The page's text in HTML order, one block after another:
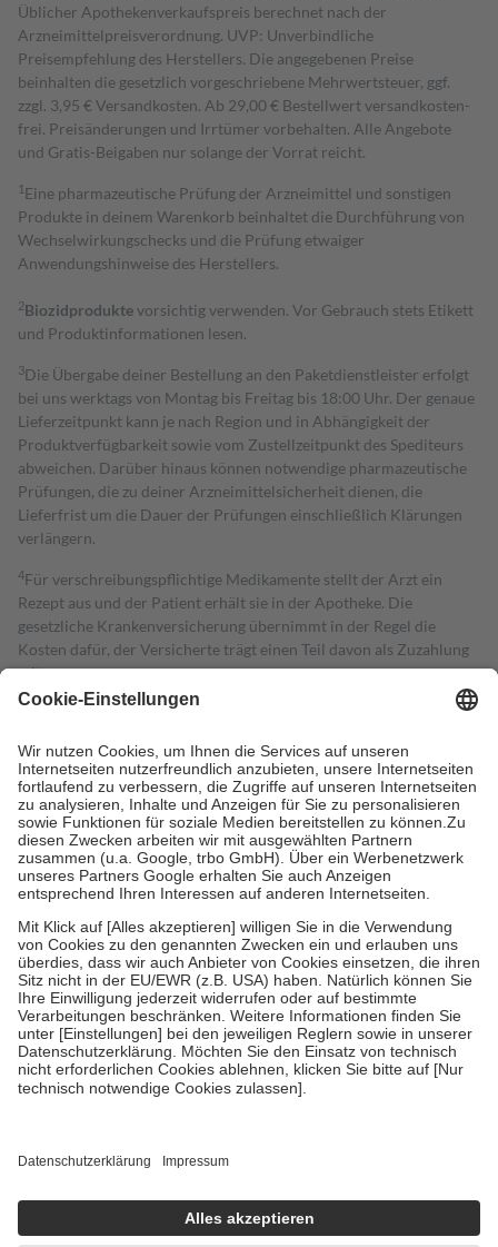
Üblicher Apothekenverkaufspreis berechnet nach der
Arzneimittelpreisverordnung. UVP: Unverbindliche
Preisempfehlung des Herstellers. Die angegebenen Preise
beinhalten die gesetzlich vorgeschriebene Mehrwertsteuer, ggf.
zzgl. 3,95 € Versandkosten. Ab 29,00 € Bestell­wert versand­kosten­
frei. Preisänderungen und Irrtümer vorbehalten. Alle Angebote
und Gratis-Beigaben nur solange der Vorrat reicht.
1 Eine pharmazeutische Prüfung der Arzneimittel und sonstigen
Produkte in deinem Warenkorb beinhaltet die Durchführung von
Wechselwirkungschecks und die Prüfung etwaiger
Anwendungshinweise des Herstellers.
2Biozidproduktevorsichtig verwenden. Vor Gebrauch stets Etikett
und Produktinformationen lesen.
3Die Übergabe deiner Bestellung an den Paketdienstleister erfolgt
bei uns werktags von Montag bis Freitag bis 18:00 Uhr. Der genaue
Lieferzeitpunkt kann je nach Region und in Abhängigkeit der
Produktverfügbarkeit sowie vom Zustellzeitpunkt des Spediteurs
abweichen. Darüber hinaus können notwendige pharmazeutische
Prüfungen, die zu deiner Arzneimittelsicherheit dienen, die
Lieferfrist um die Dauer der Prüfungen einschließlich Klärungen
verlängern.
4Für verschreibungspflichtige Medikamente stellt der Arzt ein
Rezept aus und der Patient erhält sie in der Apotheke. Die
gesetzliche Krankenversicherung übernimmt in der Regel die
Kosten dafür, der Versicherte trägt einen Teil davon als Zuzahlung
mit.
Grundsätzlich leisten Mitglieder Zuzahlungen in Höhe von zehn
höchstens zehn Euro.
Es sind jedoch nie mehr als die tatsächlichen
Kosten der Leistung zu entrichten.
Diese Regeln gelten grundsätzlich auch für Online-Apotheken.
Bei Heilmitteln und häuslicher Krankenpflege beträgt die
Zuzahlung zehn Prozent der Kosten sowie zehn Euro je
Verordnung.
Um das Engagement der Versicherten für ihre eigene Gesundheit zu
stärken und die besondere Stellung der Familie zu unterstützen,
fallenkeine Zuzahlungenan bei:
• Kindern und Jugendlichen bis zum vollendeten 18. Lebensjahr
mit Ausnahme der Fahrkosten
• Untersuchungen zur Vorsorge und Früherkennung, die von der
GKV getragen werden
• empfohlenen Schutzimpfungen
• Harn- und Blutteststreifen
getroffen, um sicherzustellen, dass es sich um echte Bewertungen
https://help.etrusted.com/hc/de/articles/4419944605341